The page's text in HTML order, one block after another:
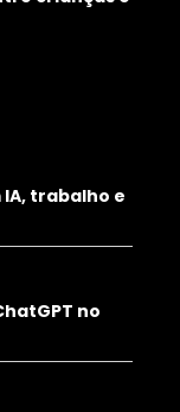
trabalho e
no